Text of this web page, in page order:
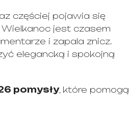
częściej pojawia się
jest czasem
i zapala znicz.
elegancką i spokojną
pomysły, które pomogą